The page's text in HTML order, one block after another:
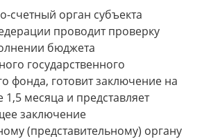
счетный орган субъекта
проводит проверку
бюджета
государственного
фонда, готовит заключение на
1,5 месяца и представляет
заключение
(представительному) органу